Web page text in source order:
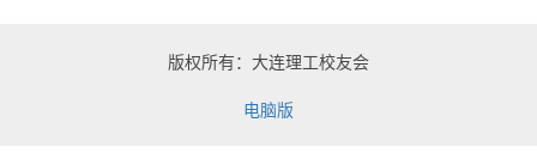
版权所有：大连理工校友会
电脑版